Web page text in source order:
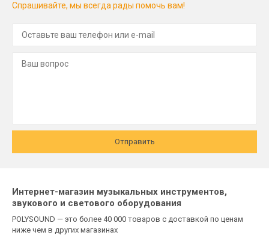
Спрашивайте, мы всегда рады помочь вам!
Отправить
Интернет-магазин музыкальных инструментов,
звукового и светового оборудования
POLYSOUND — это более 40 000 товаров с доставкой по ценам
ниже чем в других магазинах